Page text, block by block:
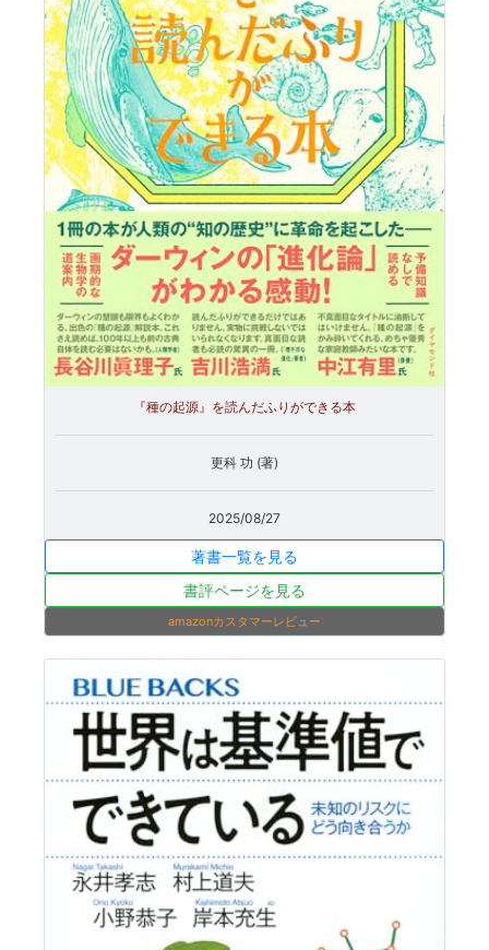
『種の起源』を読んだふりができる本
更科 功 (著)
2025/08/27
著書一覧を見る
書評ページを見る
amazonカスタマーレビュー